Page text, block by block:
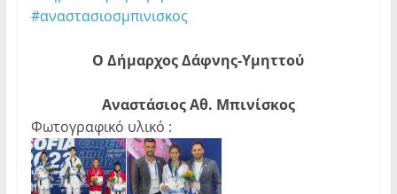
#αναστασιοσμπινισκος
Ο Δήμαρχος Δάφνης-Υμηττού
Αναστάσιος Αθ. Μπινίσκος
Φωτογραφικό υλικό :